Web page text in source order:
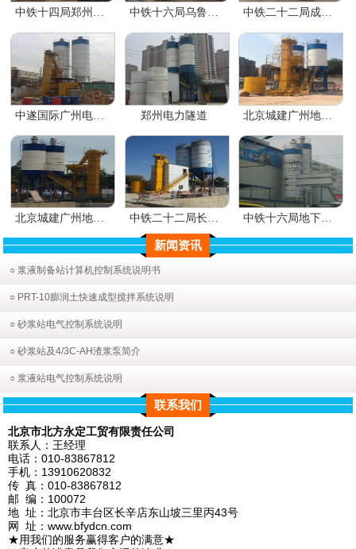
中铁十四局郑州地铁五号线中铁十六局乌鲁木齐一号线中铁二十二局成都地
中遂国际广州电力隧道 郑州电力隧道 北京城建广州地铁十
北京城建广州地铁二十一号线中铁二十二局长春地铁一号线1.5立方砂浆搅
中铁十六局地下直行线
新闻资讯
○ 浆液制备站计算机控制系统说明书
○ PRT-10膨润土快速成型搅拌系统说明
○ 砂浆站电气控制系统说明
○ 砂浆站及4/3C-AH渣浆泵简介
○ 浆液站电气控制系统说明
联系我们
北京市北方永定工贸有限责任公司
联系人：王经理
电话：010-83867812
手机：13910620832
传 真：010-83867812
邮 编：100072
地 址：北京市丰台区长辛店东山坡三里丙43号
网 址：www.bfydcn.com
★用我们的服务赢得客户的满意★